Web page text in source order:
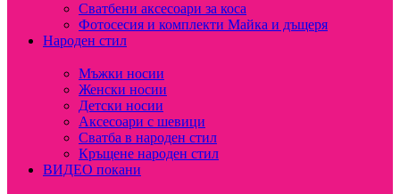
Сватбени аксесоари за коса
Фотосесия и комплекти Майка и дъщеря
Народен стил
Мъжки носии
Женски носии
Детски носии
Аксесоари с шевици
Сватба в народен стил
Кръщене народен стил
ВИДЕО покани